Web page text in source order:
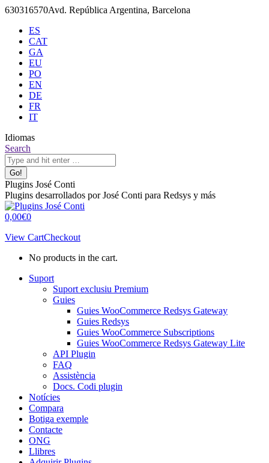
Skip
content
630316570Avd. República Argentina, Barcelona
ES
CAT
GA
EU
PO
EN
DE
FR
IT
Idiomas
X
page
opens
in
new
window
Github
page
opens
in
new
window
Search:
Search
Plugins José Conti
Plugins desarrollados por José Conti para Redsys y más
0,00€0
View CartCheckout
No products in the cart.
Suport
Suport exclusiu Premium
Guies
Guies WooCommerce Redsys Gateway
Guies Redsys
Guies WooCommerce Subscriptions
Guies WooCommerce Redsys Gateway Lite
API Plugin
FAQ
Assistència
Docs. Codi plugin
Notícies
Compara
Botiga exemple
Contacte
ONG
Llibres